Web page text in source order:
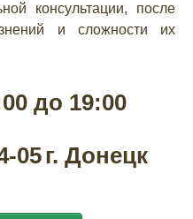
консультации, после
и сложности их
до 19:00
05г. Донецк